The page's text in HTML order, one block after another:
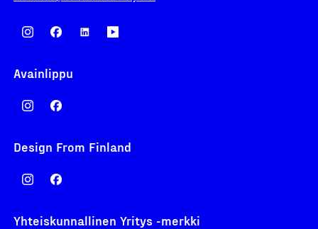
Avainlippu
Design From Finland
Yhteiskunnallinen Yritys -merkki